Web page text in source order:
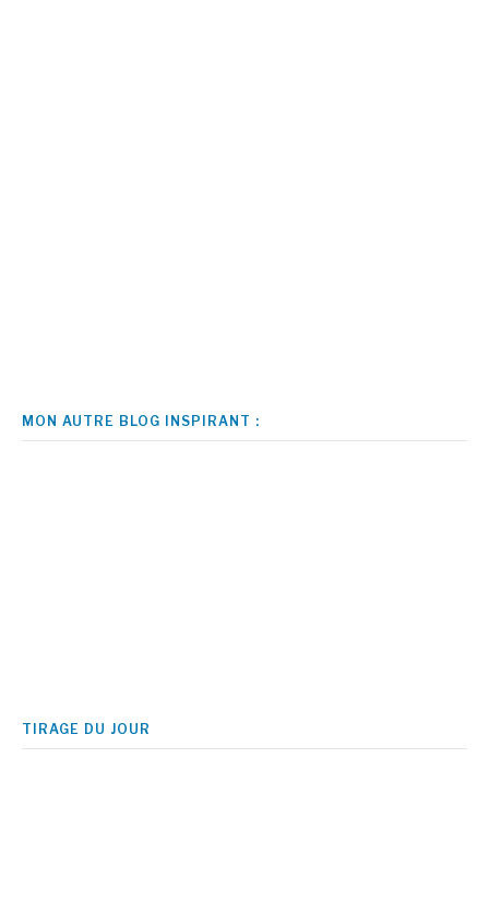
MON AUTRE BLOG INSPIRANT :
TIRAGE DU JOUR